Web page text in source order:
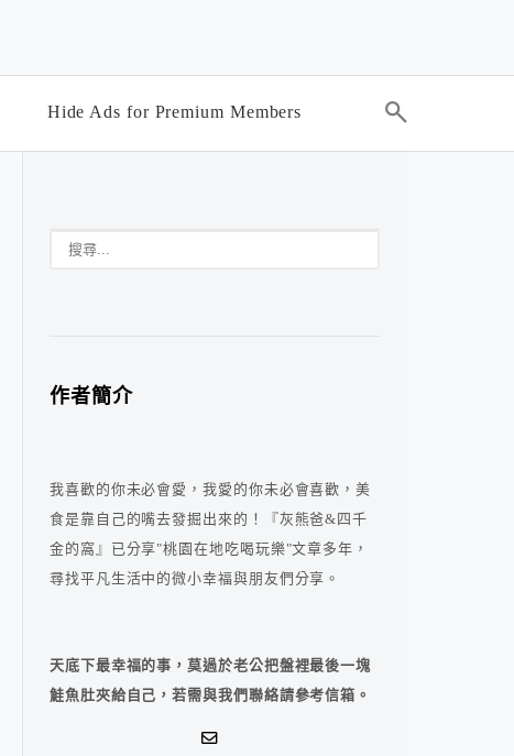
Hide Ads for Premium Members
作者簡介
我喜歡的你未必會愛，我愛的你未必會喜歡，美
食是靠自己的嘴去發掘出來的！『灰熊爸&四千
金的窩』已分享"桃園在地吃喝玩樂"文章多年，
尋找平凡生活中的微小幸福與朋友們分享。
天底下最幸福的事，莫過於老公把盤裡最後一塊
鮭魚肚夾給自己，若需與我們聯絡請參考信箱。